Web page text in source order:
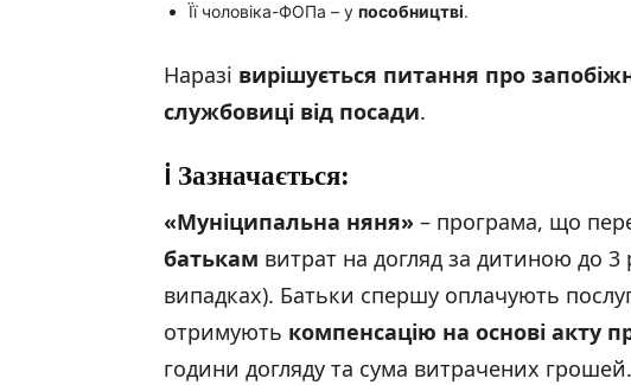
Її чоловіка-ФОПа – у пособництві.
Наразі вирішується питання про
службовиці від посади.
ℹ️ Зазначається:
«Муніципальна няня» – програма, що
батькам витрат на догляд за дитиною до 3
випадках). Батьки спершу оплачують
отримують компенсацію на основі акту
години догляду та сума витрачених грошей.